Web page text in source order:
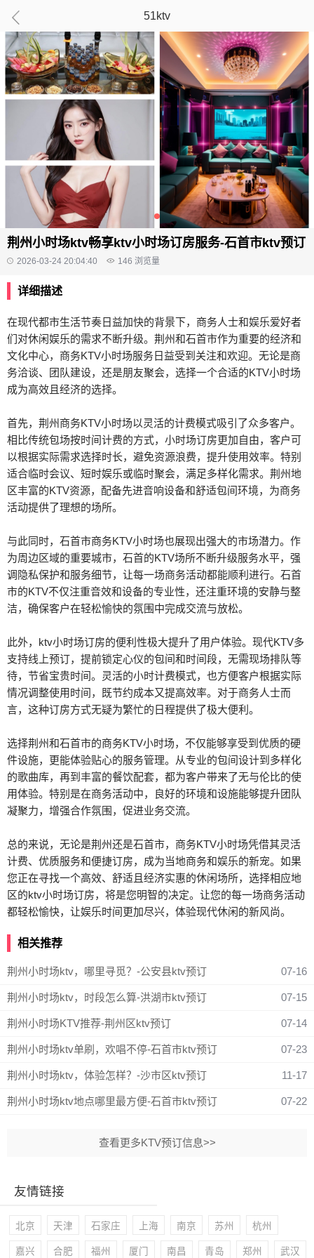
51ktv
荆州小时场ktv畅享ktv小时场订房服务-石首市ktv预订
2026-03-24 20:04:40 146 浏览量
详细描述
在现代都市生活节奏日益加快的背景下，商务人士和娱乐爱好者
们对休闲娱乐的需求不断升级。荆州和石首市作为重要的经济和
文化中心，商务KTV小时场服务日益受到关注和欢迎。无论是商
务洽谈、团队建设，还是朋友聚会，选择一个合适的KTV小时场
成为高效且经济的选择。
首先，荆州商务KTV小时场以灵活的计费模式吸引了众多客户。
相比传统包场按时间计费的方式，小时场订房更加自由，客户可
以根据实际需求选择时长，避免资源浪费，提升使用效率。特别
适合临时会议、短时娱乐或临时聚会，满足多样化需求。荆州地
区丰富的KTV资源，配备先进音响设备和舒适包间环境，为商务
活动提供了理想的场所。
与此同时，石首市商务KTV小时场也展现出强大的市场潜力。作
为周边区域的重要城市，石首的KTV场所不断升级服务水平，强
调隐私保护和服务细节，让每一场商务活动都能顺利进行。石首
市的KTV不仅注重音效和设备的专业性，还注重环境的安静与整
洁，确保客户在轻松愉快的氛围中完成交流与放松。
此外，ktv小时场订房的便利性极大提升了用户体验。现代KTV多
支持线上预订，提前锁定心仪的包间和时间段，无需现场排队等
待，节省宝贵时间。灵活的小时计费模式，也方便客户根据实际
情况调整使用时间，既节约成本又提高效率。对于商务人士而
言，这种订房方式无疑为繁忙的日程提供了极大便利。
选择荆州和石首市的商务KTV小时场，不仅能够享受到优质的硬
件设施，更能体验贴心的服务管理。从专业的包间设计到多样化
的歌曲库，再到丰富的餐饮配套，都为客户带来了无与伦比的使
用体验。特别是在商务活动中，良好的环境和设施能够提升团队
凝聚力，增强合作氛围，促进业务交流。
总的来说，无论是荆州还是石首市，商务KTV小时场凭借其灵活
计费、优质服务和便捷订房，成为当地商务和娱乐的新宠。如果
您正在寻找一个高效、舒适且经济实惠的休闲场所，选择相应地
区的ktv小时场订房，将是您明智的决定。让您的每一场商务活动
都轻松愉快，让娱乐时间更加尽兴，体验现代休闲的新风尚。
相关推荐
荆州小时场ktv，哪里寻觅？-公安县ktv预订 07-16
荆州小时场ktv，时段怎么算-洪湖市ktv预订 07-15
荆州小时场KTV推荐-荆州区ktv预订 07-14
荆州小时场ktv单刷，欢唱不停-石首市ktv预订 07-23
荆州小时场ktv，体验怎样？-沙市区ktv预订 11-17
荆州小时场ktv地点哪里最方便-石首市ktv预订 07-22
查看更多KTV预订信息>>
友情链接
北京 天津 石家庄 上海 南京 苏州 杭州
嘉兴 合肥 福州 厦门 南昌 青岛 郑州 武汉